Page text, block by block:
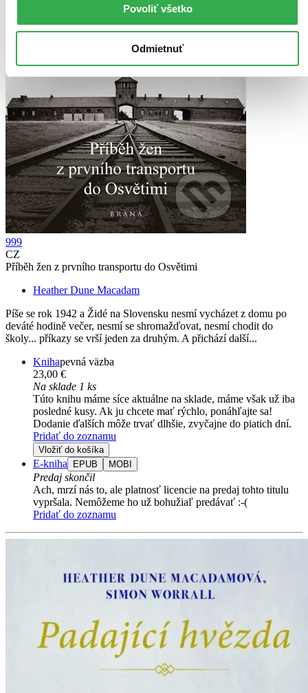
Povoliť všetko
Odmietnuť
999
CZ
Příběh žen z prvního transportu do Osvětimi
Heather Dune Macadam
Píše se rok 1942 a Židé na Slovensku nesmí vycházet z domu po
deváté hodině večer, nesmí se shromažďovat, nesmí chodit do
školy... příkazy se vrší jeden za druhým. A přichází další...
Knihapevná väzba
23,00 €
Na sklade 1 ks
Túto knihu máme síce aktuálne na sklade, máme však už iba
posledné kusy. Ak ju chcete mať rýchlo, ponáhľajte sa!
Dodanie ďalších môže trvať dlhšie, zvyčajne do piatich dní.
Pridať do zoznamu
Vložiť do košíka
E-kniha EPUB MOBI
Predaj skončil
Ach, mrzí nás to, ale platnosť licencie na predaj tohto titulu
vypršala. Nemôžeme ho už bohužiaľ predávať :-(
Pridať do zoznamu